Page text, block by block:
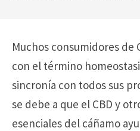
Muchos consumidores de
con el término
sincronía con todos sus
se debe a que el CBD y
esenciales del cáñamo